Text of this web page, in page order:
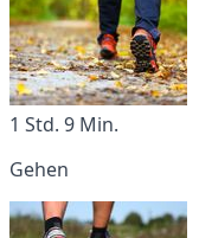
1 Std. 9 Min.
Gehen